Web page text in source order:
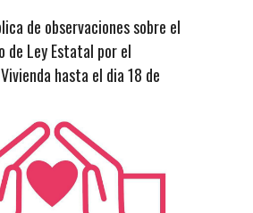
de observaciones sobre el
de Ley Estatal por el
hasta el dia 18 de